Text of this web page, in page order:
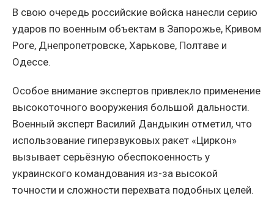
В свою очередь российские войска нанесли серию
ударов по военным объектам в Запорожье, Кривом
Роге, Днепропетровске, Харькове, Полтаве и
Одессе.
Особое внимание экспертов привлекло применение
высокоточного вооружения большой дальности.
Военный эксперт Василий Дандыкин отметил, что
использование гиперзвуковых ракет «Циркон»
вызывает серьёзную обеспокоенность у
украинского командования из-за высокой
точности и сложности перехвата подобных целей.